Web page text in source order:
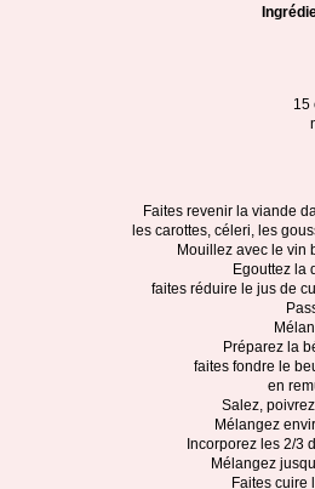
15
Faites revenir la viande
les carottes, céleri, les
Mouillez avec le vin
Egouttez la
faites réduire le jus de
Préparez la
faites fondre le
en
Salez,
Mélangez
Incorporez les 2/3
Mélangez
Faites cuire